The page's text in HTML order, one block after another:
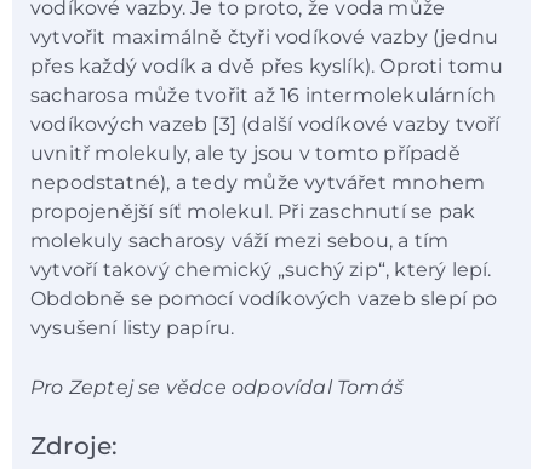
vodíkové vazby. Je to proto, že voda může
vytvořit maximálně čtyři vodíkové vazby (jednu
přes každý vodík a dvě přes kyslík). Oproti tomu
sacharosa může tvořit až 16 intermolekulárních
vodíkových vazeb [3] (další vodíkové vazby tvoří
uvnitř molekuly, ale ty jsou v tomto případě
nepodstatné), a tedy může vytvářet mnohem
propojenější síť molekul. Při zaschnutí se pak
molekuly sacharosy váží mezi sebou, a tím
vytvoří takový chemický „suchý zip“, který lepí.
Obdobně se pomocí vodíkových vazeb slepí po
vysušení listy papíru.
Pro Zeptej se vědce odpovídal Tomáš
Zdroje: